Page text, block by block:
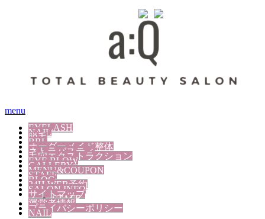
menu
EYELASH
NAIL
脱毛
BBL
オーダーメイド整体
ネトラバスティ
毛穴エクストラクション
EYE BLOW
GALLERY
MENU&COUPON
STAFF
BLOG
24H WEB予約
SALON INFO
サイトマップ
STAFF
運営者情報
プライバシーポリシー
NAIL